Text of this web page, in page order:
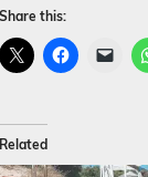
Share this:
Related